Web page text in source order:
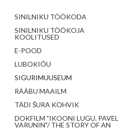
SINILNIKU TÖÖKODA
SINILNIKU TÖÖKOJA
KOOLITUSED
E-POOD
LUBOKIÕU
SIGURIMUUSEUM
RÄÄBU MAAILM
TÄDI ŠURA KOHVIK
DOKFILM "IKOONI LUGU. PAVEL
VARUNIN"/ THE STORY OF AN